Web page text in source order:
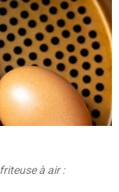
à air :